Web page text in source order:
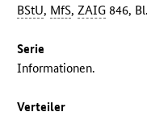
BStU, MfS,ZAIG 846,
Serie
Informationen.
Verteiler